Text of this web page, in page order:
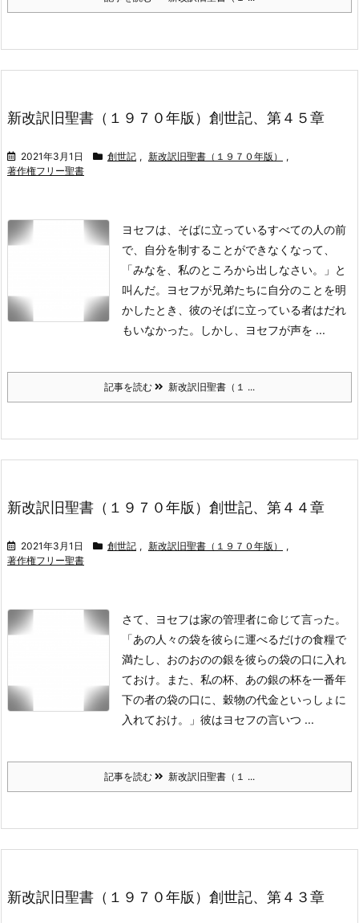
新改訳旧聖書（１９７０年版）創世記、第４５章
2021年3月1日 創世記 , 新改訳旧聖書（１９７０年版）
,
著作権フリー聖書
ヨセフは、そばに立っているすべての人の前
で、自分を制することができなくなって、
「みなを、私のところから出しなさい。」と
叫んだ。ヨセフが兄弟たちに自分のことを明
かしたとき、彼のそばに立っている者はだれ
もいなかった。
しかし、ヨセフが声を ...
記事を読む 新改訳旧聖書（１ ...
新改訳旧聖書（１９７０年版）創世記、第４４章
2021年3月1日 創世記 , 新改訳旧聖書（１９７０年版）
,
著作権フリー聖書
さて、ヨセフは家の管理者に命じて言った。
「あの人々の袋を彼らに運べるだけの食糧で
満たし、おのおのの銀を彼らの袋の口に入れ
ておけ。
また、私の杯、あの銀の杯を一番年
下の者の袋の口に、穀物の代金といっしょに
入れておけ。」彼はヨセフの言いつ ...
記事を読む 新改訳旧聖書（１ ...
新改訳旧聖書（１９７０年版）創世記、第４３章